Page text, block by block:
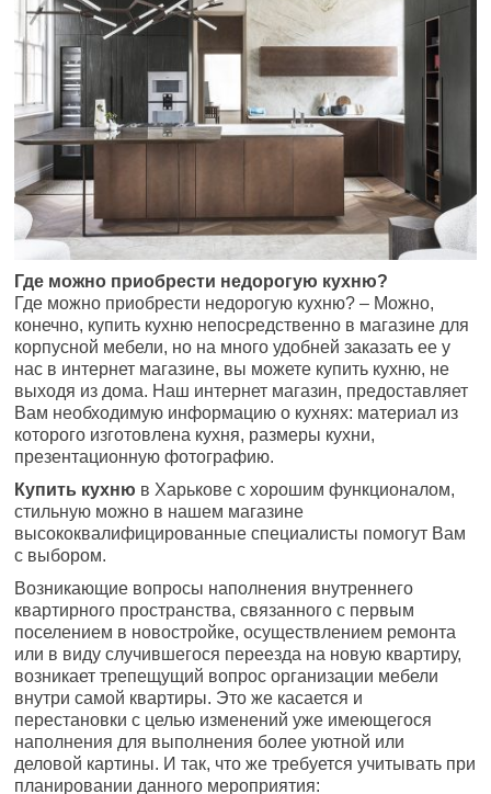
Где можно приобрести недорогую кухню?
Где можно приобрести недорогую кухню? – Можно,
конечно, купить кухню непосредственно в магазине для
корпусной мебели, но на много удобней заказать ее у
нас в интернет магазине, вы можете купить кухню, не
выходя из дома. Наш интернет магазин, предоставляет
Вам необходимую информацию о кухнях: материал из
которого изготовлена кухня, размеры кухни,
презентационную фотографию.
Купить кухню в Харькове с хорошим функционалом,
стильную можно в нашем магазине
высококвалифицированные специалисты помогут Вам
с выбором.
Возникающие вопросы наполнения внутреннего
квартирного пространства, связанного с первым
поселением в новостройке, осуществлением ремонта
или в виду случившегося переезда на новую квартиру,
возникает трепещущий вопрос организации мебели
внутри самой квартиры. Это же касается и
перестановки с целью изменений уже имеющегося
наполнения для выполнения более уютной или
деловой картины. И так, что же требуется учитывать при
планировании данного мероприятия: